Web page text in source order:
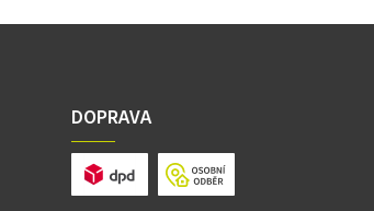
DOPRAVA